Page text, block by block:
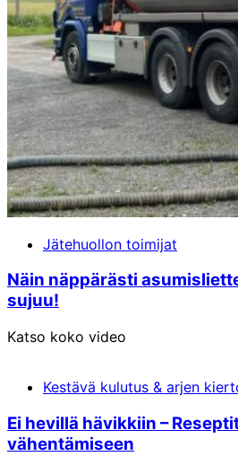
Jätehuollon toimijat
Näin näppärästi
sujuu!
Katso koko video
Kestävä kulutus & arjen
Ei hevillä hävikkiin –
vähentämiseen